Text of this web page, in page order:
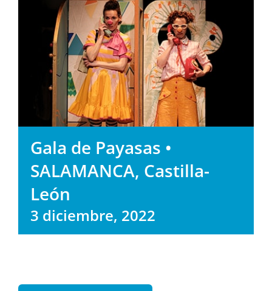
Gala de Payasas •
SALAMANCA, Castilla-
León
3 diciembre, 2022